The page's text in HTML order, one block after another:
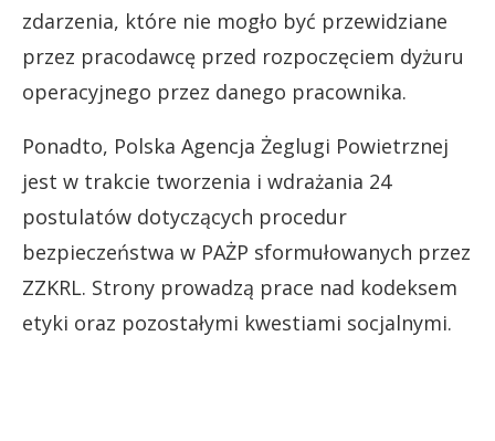
zdarzenia, które nie mogło być przewidziane
przez pracodawcę przed rozpoczęciem dyżuru
operacyjnego przez danego pracownika.
Ponadto, Polska Agencja Żeglugi Powietrznej
jest w trakcie tworzenia i wdrażania 24
postulatów dotyczących procedur
bezpieczeństwa w PAŻP sformułowanych przez
ZZKRL. Strony prowadzą prace nad kodeksem
etyki oraz pozostałymi kwestiami socjalnymi.